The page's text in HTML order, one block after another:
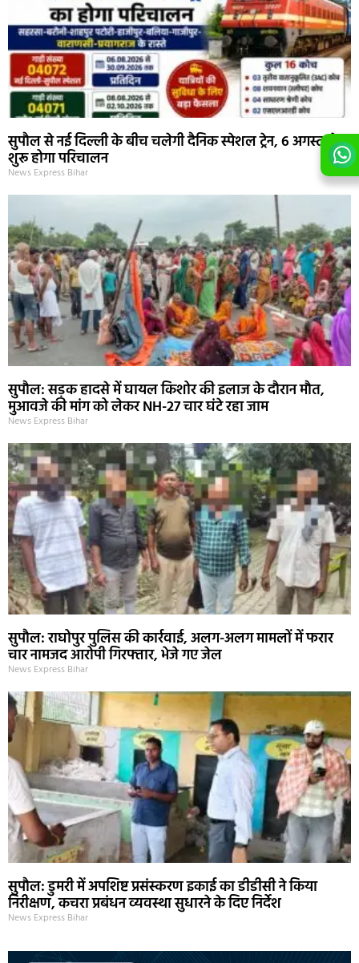
सुपौल से नई दिल्ली के बीच चलेगी दैनिक स्पेशल ट्रेन, 6 अगस्त से
शुरू होगा परिचालन
News Express Bihar
सुपौल: सड़क हादसे में घायल किशोर की इलाज के दौरान मौत,
मुआवजे की मांग को लेकर NH-27 चार घंटे रहा जाम
News Express Bihar
सुपौल: राघोपुर पुलिस की कार्रवाई, अलग-अलग मामलों में फरार
चार नामजद आरोपी गिरफ्तार, भेजे गए जेल
News Express Bihar
सुपौल: डुमरी में अपशिष्ट प्रसंस्करण इकाई का डीडीसी ने किया
निरीक्षण, कचरा प्रबंधन व्यवस्था सुधारने के दिए निर्देश
News Express Bihar